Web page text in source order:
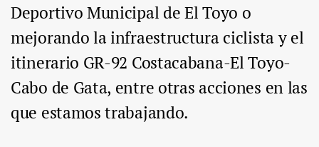
Deportivo Municipal de El Toyo o
mejorando la infraestructura ciclista y el
itinerario GR-92 Costacabana-El Toyo-
Cabo de Gata, entre otras acciones en las
que estamos trabajando.